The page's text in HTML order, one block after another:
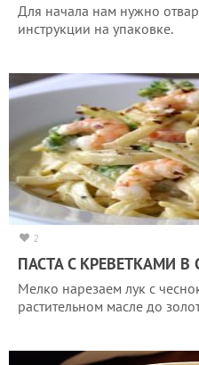
Для начала нам нужно
инструкции на упаковке.
2
ПАСТА С КРЕВЕТКАМИ
Мелко нарезаем лук с
растительном масле до